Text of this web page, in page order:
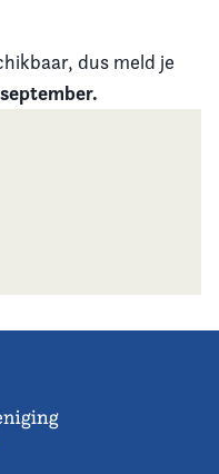
dus meld je